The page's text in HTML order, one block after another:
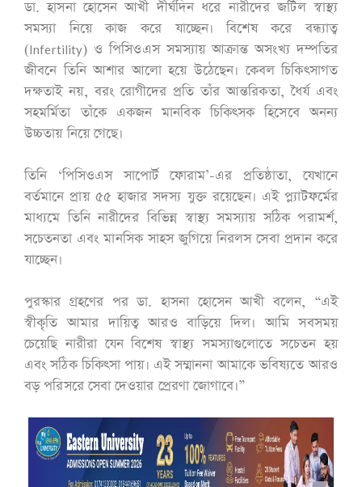
ডা. হাসনা হোসেন আখী দীর্ঘদিন ধরে নারীদের জটিল স্বাস্থ্য
সমস্যা নিয়ে কাজ করে যাচ্ছেন। বিশেষ করে বন্ধ্যাত্ব
(Infertility) ও পিসিওএস সমস্যায় আক্রান্ত অসংখ্য দম্পতির
জীবনে তিনি আশার আলো হয়ে উঠেছেন। কেবল চিকিৎসাগত
দক্ষতাই নয়, বরং রোগীদের প্রতি তাঁর আন্তরিকতা, ধৈর্য এবং
সহমর্মিতা তাঁকে একজন মানবিক চিকিৎসক হিসেবে অনন্য
উচ্চতায় নিয়ে গেছে।
তিনি ‘পিসিওএস সাপোর্ট ফোরাম’-এর প্রতিষ্ঠাতা, যেখানে
বর্তমানে প্রায় ৫৫ হাজার সদস্য যুক্ত রয়েছেন। এই প্ল্যাটফর্মের
মাধ্যমে তিনি নারীদের বিভিন্ন স্বাস্থ্য সমস্যায় সঠিক পরামর্শ,
সচেতনতা এবং মানসিক সাহস জুগিয়ে নিরলস সেবা প্রদান করে
যাচ্ছেন।
পুরস্কার গ্রহণের পর ডা. হাসনা হোসেন আখী বলেন, “এই
স্বীকৃতি আমার দায়িত্ব আরও বাড়িয়ে দিল। আমি সবসময়
চেয়েছি নারীরা যেন বিশেষ স্বাস্থ্য সমস্যাগুলোতে সচেতন হয়
এবং সঠিক চিকিৎসা পায়। এই সম্মাননা আমাকে ভবিষ্যতে আরও
বড় পরিসরে সেবা দেওয়ার প্রেরণা জোগাবে।”